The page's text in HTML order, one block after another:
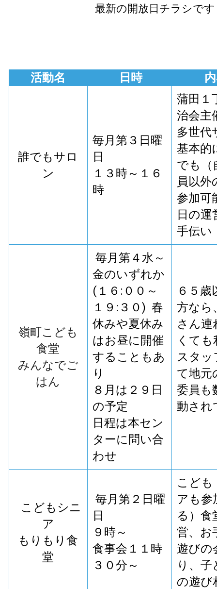
最新の開放日チラシです
活動名 日時
誰でもサロ
ン
毎月第３日曜
日
１３時～１６
時
蒲田１
治会主
多世代
基本的
でも（
員以外
参加可
日の運
手伝い
嶺町こども
食堂
みんなでご
はん
毎月第４水～
金のいずれか
(１６:００～
１９:３０) 春
休みや夏休み
はお昼に開催
することもあ
り
８月は２９日
の予定
日程は本セン
ターに問い合
わせ
６５歳
方なら
さん連
くても
スタッ
て地元
委員も
動され
こどもシニ
ア
もりもり食
堂
毎月第２日曜
日
９時～
食事会１１時
３０分～
こども
アも参
る）食
営、お
遊びの
り、子
の遊び